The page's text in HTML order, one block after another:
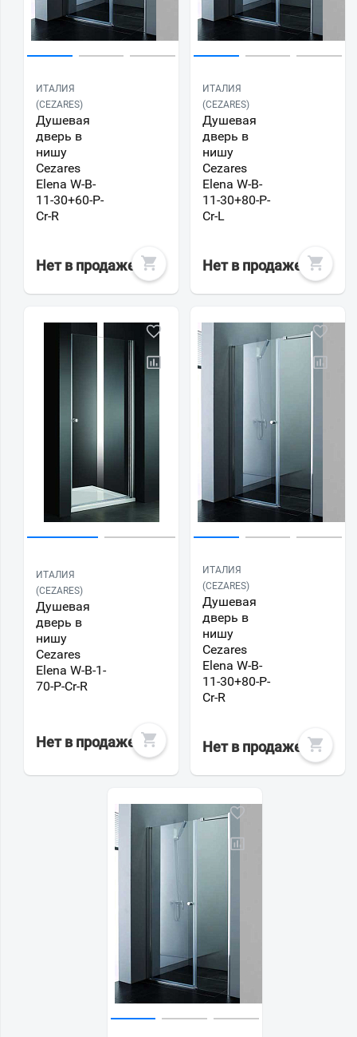
ИТАЛИЯ
(CEZARES)
Душевая
дверь в
нишу
Cezares
Elena W-B-
11-30+60-P-
Cr-R
Нет в продаже
ИТАЛИЯ
(CEZARES)
Душевая
дверь в
нишу
Cezares
Elena W-B-
11-30+80-P-
Cr-L
Нет в продаже
ИТАЛИЯ
(CEZARES)
Душевая
дверь в
нишу
Cezares
Elena W-B-1-
70-P-Cr-R
Нет в продаже
ИТАЛИЯ
(CEZARES)
Душевая
дверь в
нишу
Cezares
Elena W-B-
11-30+80-P-
Cr-R
Нет в продаже